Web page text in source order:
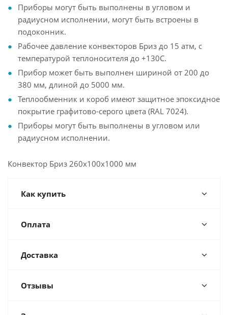
Приборы могут быть выполнены в угловом и
радиусном исполнении, могут быть встроены в
подоконник.
Рабочее давление конвекторов Бриз до 15 атм, с
температурой теплоносителя до +130С.
Прибор может быть выполнен шириной от 200 до
380 мм, длиной до 5000 мм.
Теплообменник и короб имеют защитное эпоксидное
покрытие графитово-серого цвета (RAL 7024).
Приборы могут быть выполнены в угловом или
радиусном исполнении.
Конвектор Бриз 260х100х1000 мм
Как купить
Оплата
Доставка
Отзывы